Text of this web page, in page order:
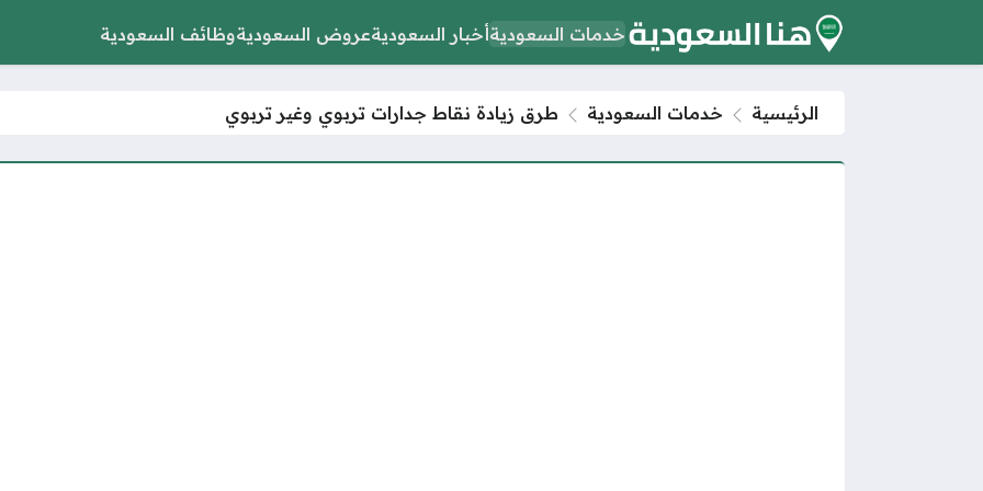
خدمات السعوديةأخبار السعوديةعروض السعوديةوظائف السعودية
الرئيسية خدمات السعودية طرق زيادة نقاط جدارات تربوي وغير تربوي